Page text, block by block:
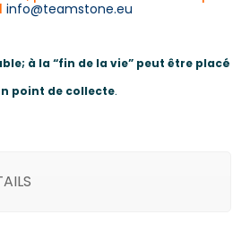
info@teamstone.eu
à la “fin de la vie” peut être placé
point de collecte.